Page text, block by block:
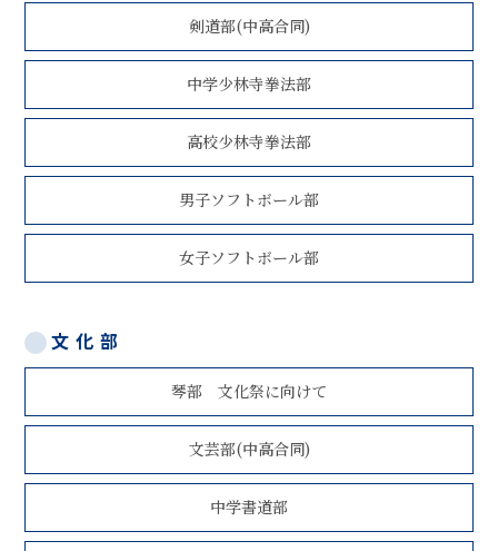
剣道部(中高合同)
中学少林寺拳法部
高校少林寺拳法部
男子ソフトボール部
女子ソフトボール部
文化部
琴部 文化祭に向けて
文芸部(中高合同)
中学書道部